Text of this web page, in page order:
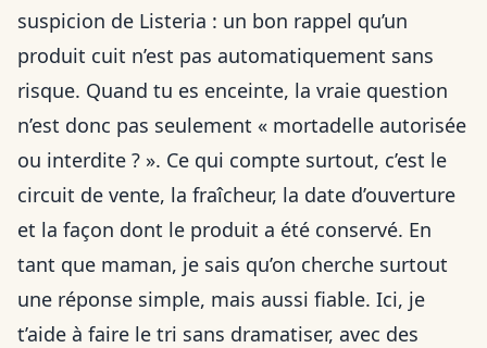
suspicion de Listeria : un bon rappel qu’un
produit cuit n’est pas automatiquement sans
risque. Quand tu es enceinte, la vraie question
n’est donc pas seulement « mortadelle autorisée
ou interdite ? ». Ce qui compte surtout, c’est le
circuit de vente, la fraîcheur, la date d’ouverture
et la façon dont le produit a été conservé. En
tant que maman, je sais qu’on cherche surtout
une réponse simple, mais aussi fiable. Ici, je
t’aide à faire le tri sans dramatiser, avec des